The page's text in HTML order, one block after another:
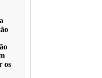
os